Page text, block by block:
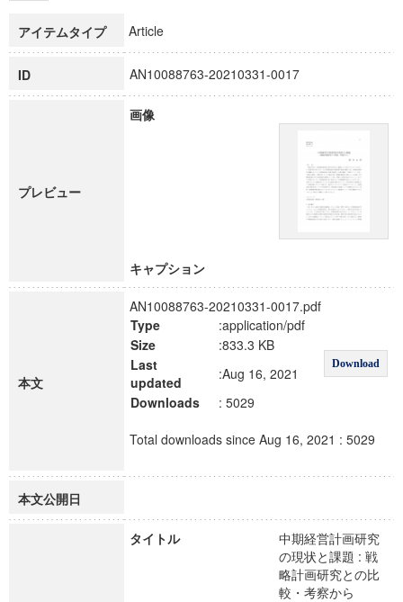
博士課程教育リーディングプログラム「超成熟社会発展のサ
アイテムタイプ Article
ID AN10088763-20210331-0017
プレビュー
画像
キャプション
本文
AN10088763-20210331-0017.pdf
Type
:application/pdf
Download
Size
:833.3 KB
Last
updated
:Aug 16, 2021
Downloads
: 5029
Total downloads since Aug 16, 2021 : 5029
本文公開日
タイトル
中期経営計画研究
の現状と課題 : 戦
略計画研究との比
較・考察から